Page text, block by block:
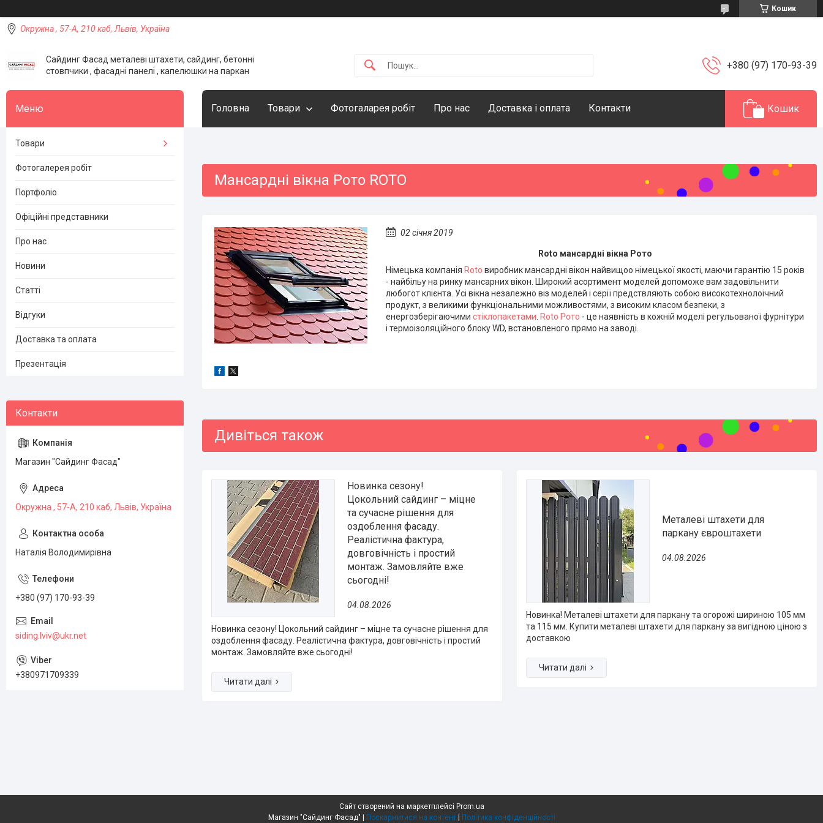
Кошик
Окружна , 57-А, 210 каб, Львів, Україна
Сайдинг Фасад металеві штахети, сайдинг, бетонні
стовпчики , фасадні панелі , капелюшки на паркан
+380 (97) 170-93-39
Головна Товари Фотогаларея робіт Про нас Доставка і оплата Контакти Кошик
Мансардні вікна Рото ROTO
02 січня 2019
Roto мансардні вікна Рото
Німецька компанія Roto виробник мансардні вікон найвищоо німецької якості, маючи гарантію 15 років
- найбільу на ринку мансарних вікон. Широкий асортимент моделей допоможе вам задовільнити
любогот клієнта. Усі вікна незалежно віз моделей і серії предствляють собою високотехнолоічний
продукт, з великими функціональними можливостями, з високим класом безпеки, з
енергозберігаючими стіклопакетами Roto Рото - це наявність в кожній моделі регульованої фурнітури
і термоізоляційного блоку WD, встановленого прямо на заводі.
Новинка сезону!
Цокольний сайдинг – міцне
та сучасне рішення для
оздоблення фасаду.
Реалістична фактура,
довговічність і простий
монтаж. Замовляйте вже
сьогодні!
04.08.2026
Новинка сезону! Цокольний сайдинг – міцне та сучасне рішення для
оздоблення фасаду. Реалістична фактура, довговічність і простий
монтаж. Замовляйте вже сьогодні!
Металеві штахети для
паркану євроштахети
04.08.2026
Новинка! Металеві штахети для паркану та огорожі шириною 105 мм
та 115 мм. Купити металеві штахети для паркану за вигідною ціною з
доставкою
Товари
Фотогалерея робіт
Портфоліо
Офіційні представники
Про нас
Новини
Статті
Відгуки
Доставка та оплата
Презентація
Магазин "Сайдинг Фасад"
Окружна , 57-А, 210 каб, Львів, Україна
Наталія Володимирівна
+380 (97) 170-93-39
siding.lviv@ukr.net
+380971709339
Сайт створений на маркетплейсі Prom.ua
Поскаржитися на контент Політика конфіденційності